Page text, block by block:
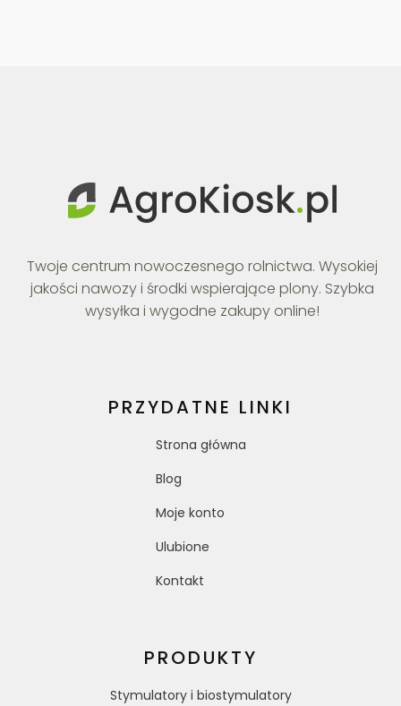
Twoje centrum nowoczesnego rolnictwa. Wysokiej
jakości nawozy i środki wspierające plony. Szybka
wysyłka i wygodne zakupy online!
PRZYDATNE LINKI
Strona główna
Blog
Moje konto
Ulubione
Kontakt
PRODUKTY
Stymulatory i biostymulatory